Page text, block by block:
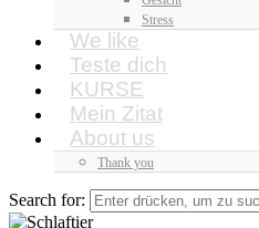
Stress
We like
Teste dich
KURSE
Mein Zitat
About us
Thank you
Search for: